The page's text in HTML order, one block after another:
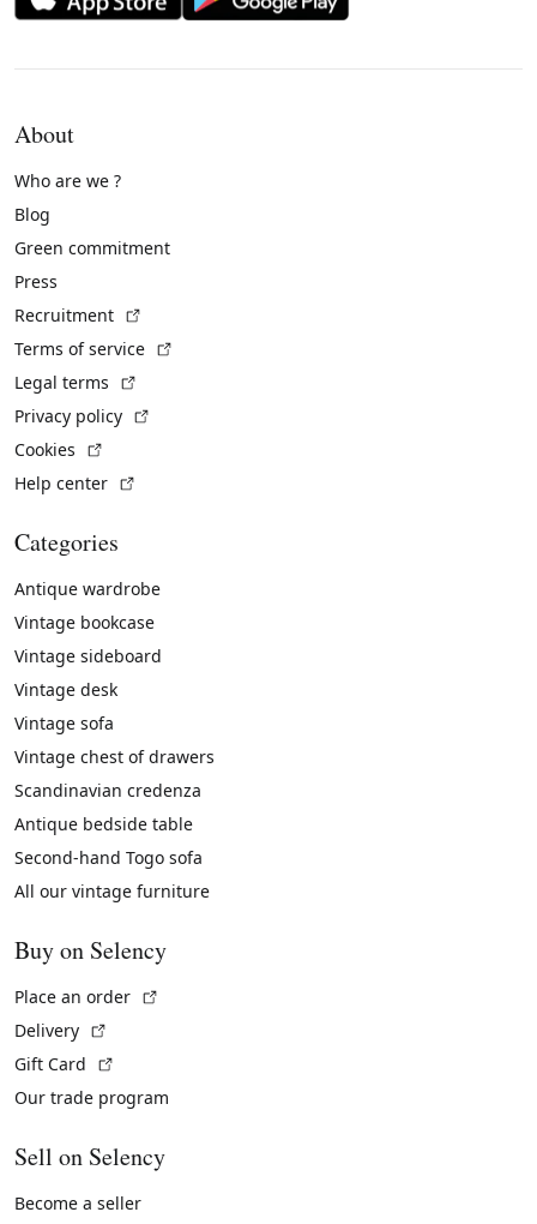
About
Who are we ?
Blog
Green commitment
Press
Recruitment
Terms of service
Legal terms
Privacy policy
Cookies
Help center
Categories
Antique wardrobe
Vintage bookcase
Vintage sideboard
Vintage desk
Vintage sofa
Vintage chest of drawers
Scandinavian credenza
Antique bedside table
Second-hand Togo sofa
All our vintage furniture
Buy on Selency
Place an order
Delivery
Gift Card
Our trade program
Sell on Selency
Become a seller